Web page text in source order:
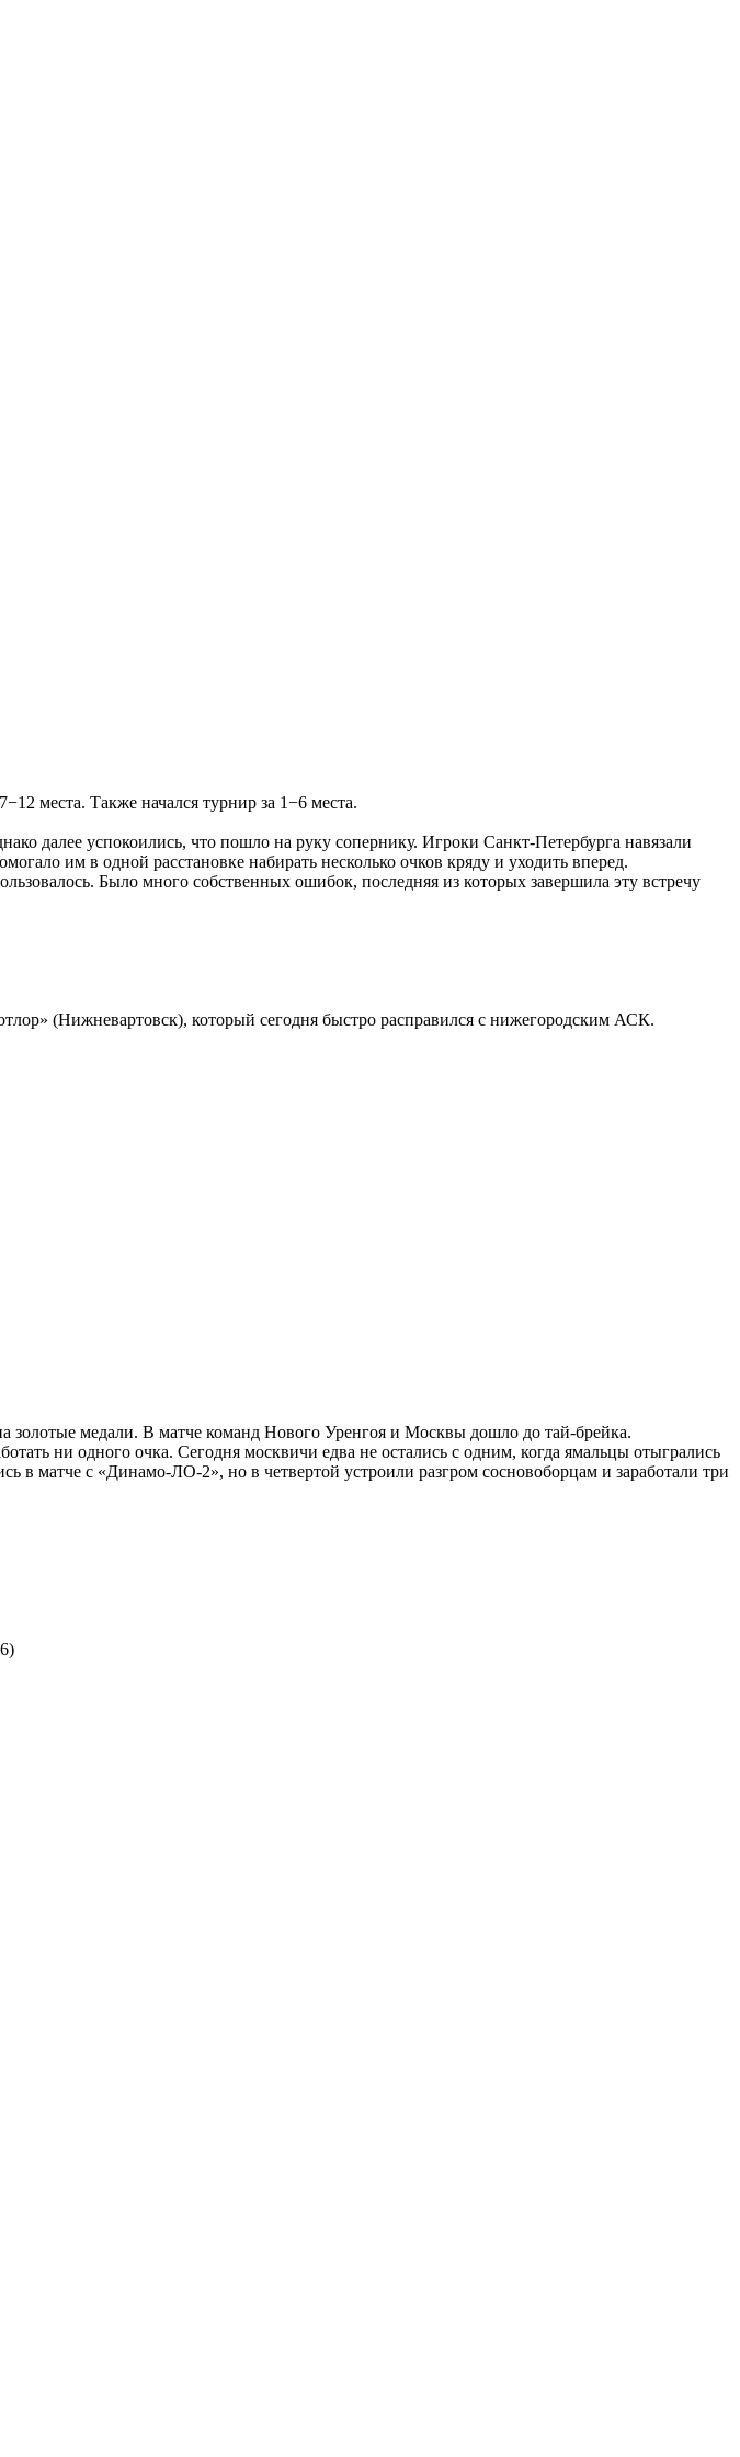
места. Также начался турнир за 1−6 места.
далее успокоились, что пошло на руку сопернику. Игроки Санкт-Петербурга навязали
им в одной расстановке набирать несколько очков кряду и уходить вперед.
Было много собственных ошибок, последняя из которых завершила эту встречу
(Нижневартовск), который сегодня быстро расправился с нижегородским АСК.
медали. В матче команд Нового Уренгоя и Москвы дошло до тай-брейка.
ни одного очка. Сегодня москвичи едва не остались с одним, когда ямальцы отыгрались
в матче с «Динамо-ЛО-2», но в четвертой устроили разгром сосновоборцам и заработали три